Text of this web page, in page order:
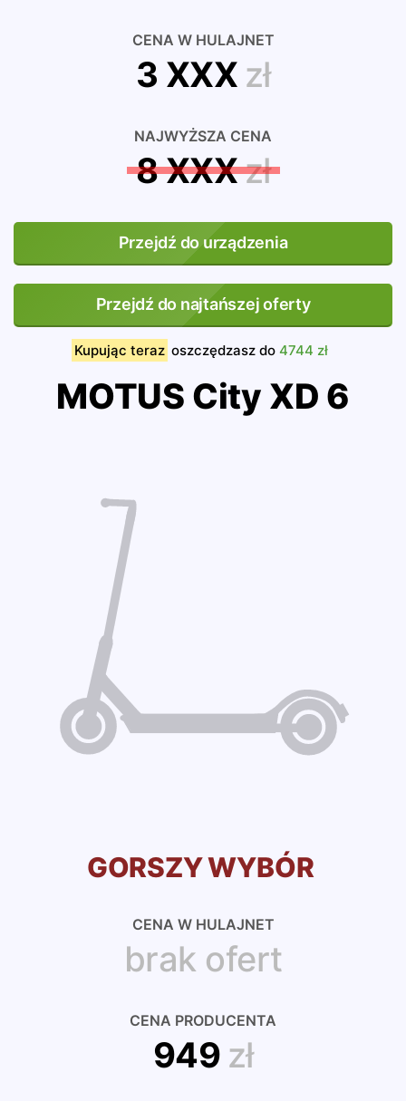
CENA W HULAJNET
3 XXX zł
NAJWYŻSZA CENA
8 XXXzł
Przejdź do urządzenia
Przejdź do najtańszej oferty
Kupując teraz oszczędzasz do 4744 zł
MOTUS City XD 6
GORSZY WYBÓR
CENA W HULAJNET
brak ofert
CENA PRODUCENTA
949 zł